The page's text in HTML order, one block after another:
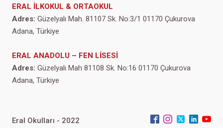
ERAL İLKOKUL & ORTAOKUL
Adres: Güzelyalı Mah. 81107 Sk. No:3/1 01170 Çukurova
Adana, Türkiye
ERAL ANADOLU – FEN LİSESİ
Adres: Güzelyalı Mah 81108 Sk. No:16 01170 Çukurova
Adana, Türkiye
Eral Okulları - 2022